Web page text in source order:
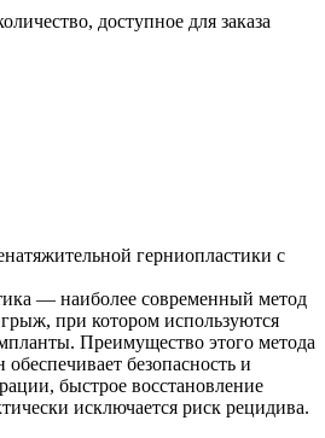
доступное для заказа
герниопластики с
— наиболее современный метод
при котором используются
Преимущество этого метода
безопасность и
быстрое восстановление
исключается риск рецидива.